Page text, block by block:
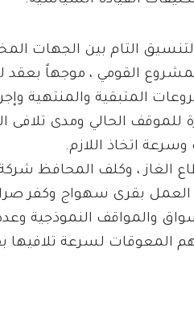
التام بين الجهات
القومي ، موجهاً بعقد
المتبقية والمنتهية
للموقف الحالي ومدى
اتخاذ اللازم.
، وكلف المحافظ
العمل بقرى سهواج وكفر
والمواقف النموذجية
المعوقات لسرعة تلافيها